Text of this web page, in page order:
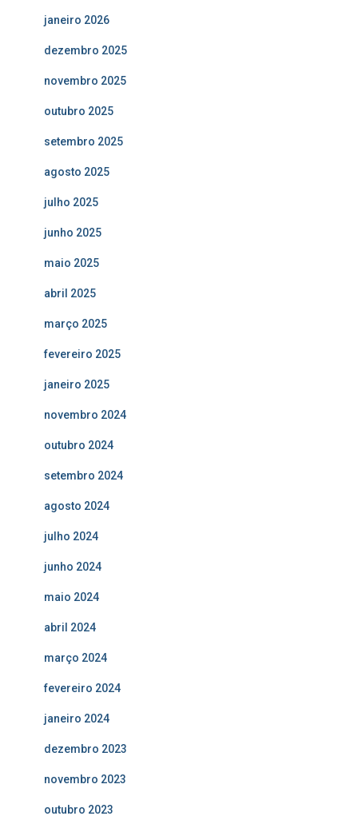
janeiro 2026
dezembro 2025
novembro 2025
outubro 2025
setembro 2025
agosto 2025
julho 2025
junho 2025
maio 2025
abril 2025
março 2025
fevereiro 2025
janeiro 2025
novembro 2024
outubro 2024
setembro 2024
agosto 2024
julho 2024
junho 2024
maio 2024
abril 2024
março 2024
fevereiro 2024
janeiro 2024
dezembro 2023
novembro 2023
outubro 2023